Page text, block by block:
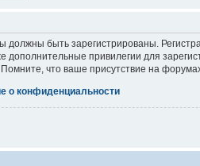
быть зарегистрированы.
дополнительные привилегии для
что ваше присутствие на
о конфиденциальности